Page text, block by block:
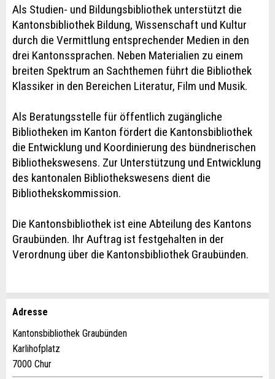
Als Studien- und Bildungsbibliothek unterstützt die
Kantonsbibliothek Bildung, Wissenschaft und Kultur
durch die Vermittlung entsprechender Medien in den
drei Kantonssprachen. Neben Materialien zu einem
breiten Spektrum an Sachthemen führt die Bibliothek
Klassiker in den Bereichen Literatur, Film und Musik.
Als Beratungsstelle für öffentlich zugängliche
Bibliotheken im Kanton fördert die Kantonsbibliothek
die Entwicklung und Koordinierung des bündnerischen
Bibliothekswesens. Zur Unterstützung und Entwicklung
des kantonalen Bibliothekswesens dient die
Bibliothekskommission.
Die Kantonsbibliothek ist eine Abteilung des Kantons
Graubünden. Ihr Auftrag ist festgehalten in der
Verordnung über die Kantonsbibliothek Graubünden.
Anzeige beanstanden
Ihr Feedback wird sehr geschätzt!
Anzeige weiterempfehlen
Empfehlen Sie diese Anzeige an Freunde weiter.
Adresse
Kantonsbibliothek Graubünden
Karlihofplatz
7000 Chur